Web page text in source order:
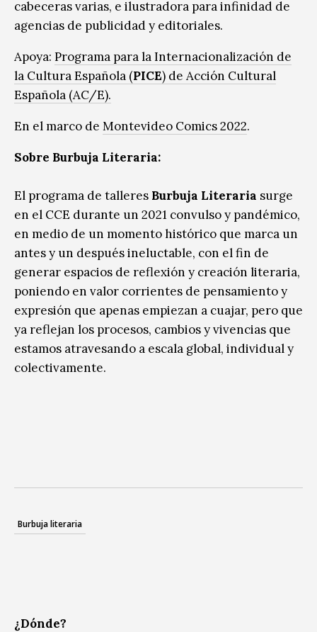
cabeceras varias, e ilustradora para infinidad de
agencias de publicidad y editoriales.
Apoya: Programa para la Internacionalización de
la Cultura Española (PICE) de Acción Cultural
Española (AC/E).
En el marco de Montevideo Comics 2022.
Sobre Burbuja Literaria:
El programa de talleres Burbuja Literaria surge
en el CCE durante un 2021 convulso y pandémico,
en medio de un momento histórico que marca un
antes y un después ineluctable, con el fin de
generar espacios de reflexión y creación literaria,
poniendo en valor corrientes de pensamiento y
expresión que apenas empiezan a cuajar, pero que
ya reflejan los procesos, cambios y vivencias que
estamos atravesando a escala global, individual y
colectivamente.
Burbuja literaria
¿Dónde?